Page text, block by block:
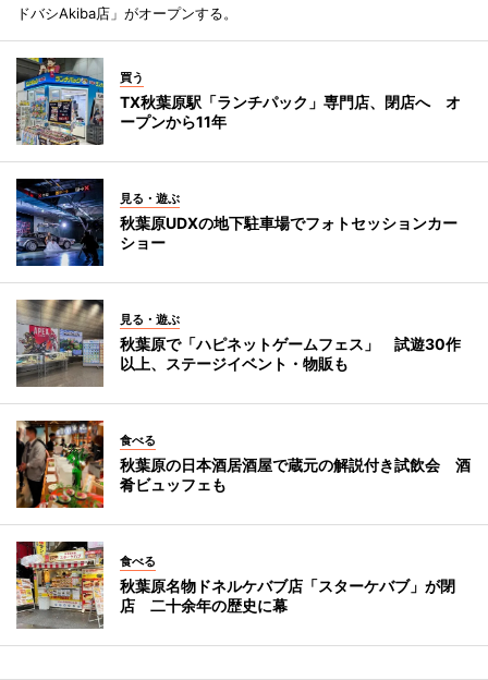
ドバシAkiba店」がオープンする。
買う
TX秋葉原駅「ランチパック」専門店、閉店へ オ
ープンから11年
見る・遊ぶ
秋葉原UDXの地下駐車場でフォトセッションカー
ショー
見る・遊ぶ
秋葉原で「ハピネットゲームフェス」 試遊30作
以上、ステージイベント・物販も
食べる
秋葉原の日本酒居酒屋で蔵元の解説付き試飲会 酒
肴ビュッフェも
食べる
秋葉原名物ドネルケバブ店「スターケバブ」が閉
店 二十余年の歴史に幕